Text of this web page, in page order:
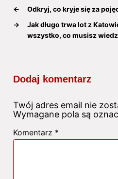
←
Odkryj, co kryje się za
→
Jak długo trwa lot z
wszystko, co musisz
Dodaj komentarz
Twój adres email nie
Wymagane pola są
Komentarz *